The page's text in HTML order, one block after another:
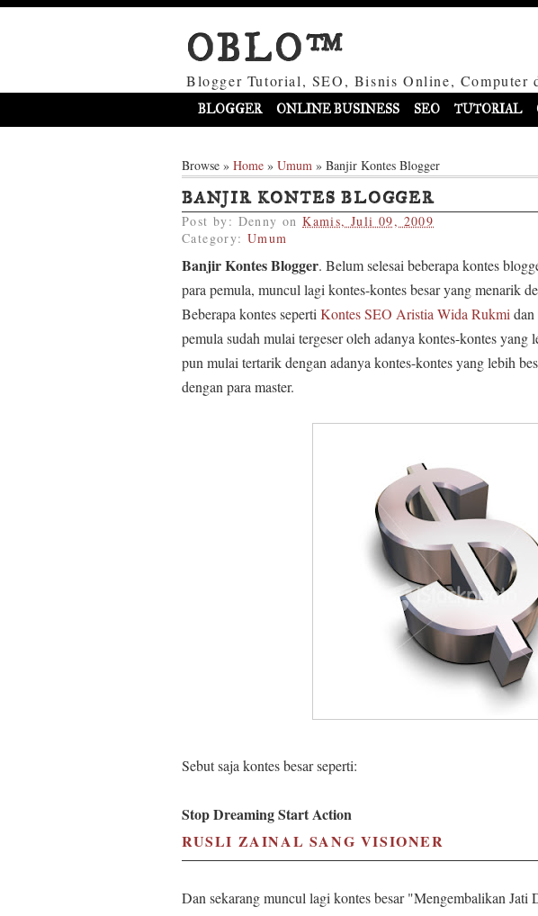
OBLO™
Blogger Tutorial, SEO, Bisnis Online, Computer
BLOGGER ONLINE BUSINESS SEO TUTORIAL
Browse » Home » Umum » Banjir Kontes Blogger
BANJIR KONTES BLOGGER
Post by: Denny onKamis, Juli 09, 2009
Category:Umum
Banjir Kontes Blogger. Belum selesai beberapa kontes
para pemula, muncul lagi kontes-kontes besar yang menarik
Beberapa kontes seperti Kontes SEO Aristia Wida Rukmi
pemula sudah mulai tergeser oleh adanya kontes-kontes yang
pun mulai tertarik dengan adanya kontes-kontes yang lebih
dengan para master.
Sebut saja kontes besar seperti:
Stop Dreaming Start Action
RUSLI ZAINAL SANG VISIONER
Dan sekarang muncul lagi kontes besar "Mengembalikan Jati